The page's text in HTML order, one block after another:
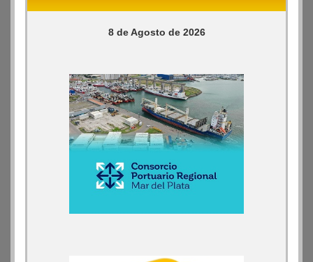
8 de Agosto de 2026